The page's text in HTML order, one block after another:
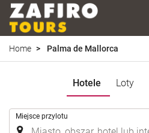
Home Palma de Mallorca
Hotele Loty
Miejsce przylotu